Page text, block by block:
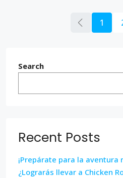
1
Search
Recent Posts
¡Prepárate para la aventura
¿Lograrás llevar a Chicken